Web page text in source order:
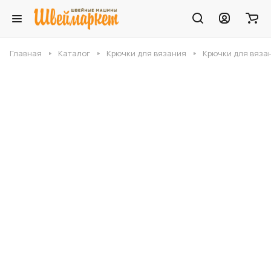
Главная Каталог Крючки для вязания Крючки для